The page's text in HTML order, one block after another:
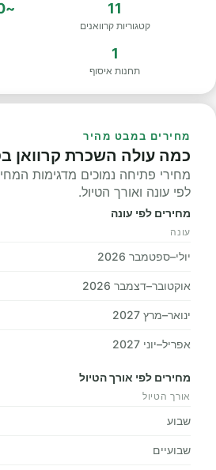
11
קטגוריות קרוואנים
~70–107 € EUR
1
תחנות איסוף
מחירים במבט מהיר
כמה עולה השכרת קרוואן
מחירי פתיחה נמוכים מדגימות
לפי עונה ואורך הטיול.
מחירים לפי עונה
עונה
יולי–ספטמבר 2026
אוקטובר–דצמבר 2026
ינואר–מרץ 2027
אפריל–יוני 2027
מחירים לפי אורך הטיול
אורך הטיול
שבוע
שבועיים